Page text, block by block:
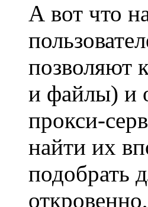
А вот что
позволяют
и файлы) и
прокси-
найти их
подобрать